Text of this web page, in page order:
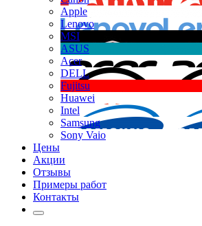
Apple
Lenovo
MSI
ASUS
Acer
DELL
Fujitsu
Huawei
Intel
Samsung
Sony Vaio
Цены
Акции
Отзывы
Примеры работ
Контакты